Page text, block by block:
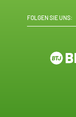
FOLGEN SIE UNS: